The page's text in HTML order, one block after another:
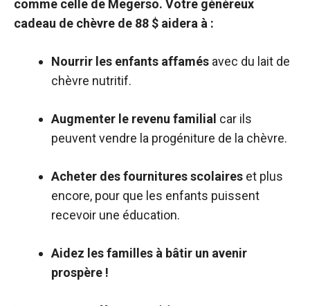
comme celle de Megerso. Votre généreux
cadeau de chèvre de 88 $ aidera à :
Nourrir les enfants affamés avec du lait de
chèvre nutritif.
Augmenter le revenu familial car ils
peuvent vendre la progéniture de la chèvre.
Acheter des fournitures scolaires et plus
encore, pour que les enfants puissent
recevoir une éducation.
Aidez les familles à bâtir un avenir
prospère !